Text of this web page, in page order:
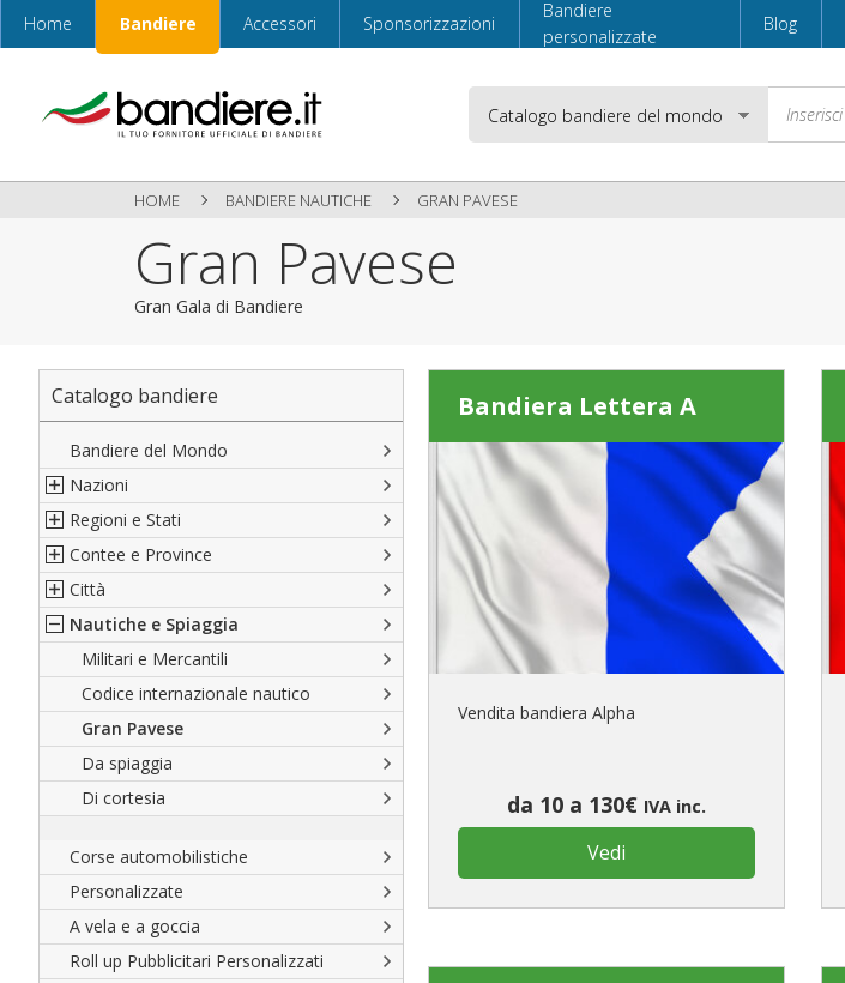
Home Bandiere Accessori Sponsorizzazioni
Bandiere
personalizzate
Blog
HOME BANDIERE NAUTICHE GRAN PAVESE
Gran Pavese
Gran Gala di Bandiere
Catalogo bandiere
Bandiere del Mondo
Nazioni
Nord America
Sud America
Europa
Africa
Asia
Oceania
Regioni e Stati
Regioni italiane
Territori Italiani
Stati USA
Francesi
Spagnole
Austriache
Tedesche
Regioni varie
Contee e Province
Cantoni Svizzeri
Province Italiane
Province Spagnole
Francia d'oltremare
Territori britannici d'oltremare
Varie Province del Mondo
Città
Città Italiane
Città spagnole
Città francesi
Città del mondo
Nautiche e Spiaggia
Militari e Mercantili
Codice internazionale nautico
Gran Pavese
Da spiaggia
Di cortesia
Corse automobilistiche
Personalizzate
A vela e a goccia
Roll up Pubblicitari Personalizzati
Bandiera Lettera A
Vendita bandiera Alpha
da 10 a 130€ IVA inc.
Vedi